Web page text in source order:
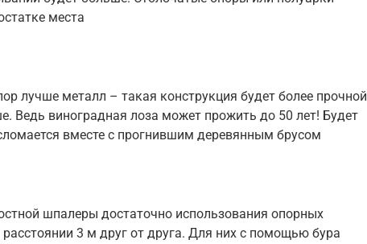
места
лучше металл – такая конструкция будет более прочной
Ведь виноградная лоза может прожить до 50 лет! Будет
вместе с прогнившим деревянным брусом
шпалеры достаточно использования опорных
3 м друг от друга. Для них с помощью бура